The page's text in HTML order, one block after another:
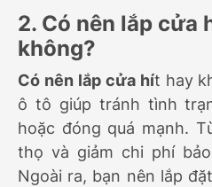
2. Có nên lắp cửa
không?
Có nên lắp cửa hít hay
ô tô giúp tránh tình
hoặc đóng quá mạnh.
thọ và giảm chi phí
Ngoài ra, bạn nên lắp